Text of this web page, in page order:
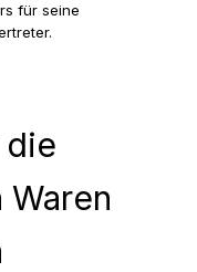
für seine
die